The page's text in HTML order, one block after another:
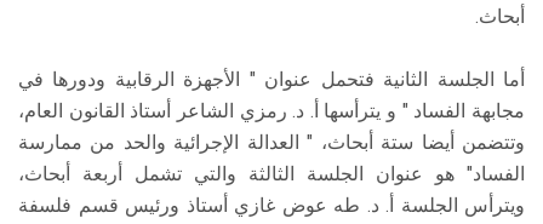
أبحاث.
أما الجلسة الثانية فتحمل عنوان " الأجهزة الرقابية ودورها في
مجابهة الفساد " و يترأسها أ. د. رمزي الشاعر أستاذ القانون العام،
وتتضمن أيضا ستة أبحاث، " العدالة الإجرائية والحد من ممارسة
الفساد" هو عنوان الجلسة الثالثة والتي تشمل أربعة أبحاث،
ويترأس الجلسة أ. د. طه عوض غازي أستاذ ورئيس قسم فلسفة